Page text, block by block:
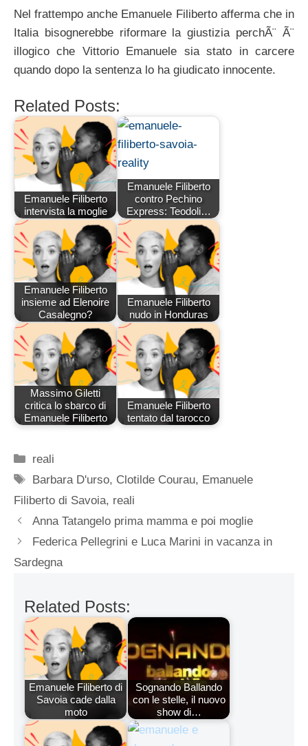
Nel frattempo anche Emanuele Filiberto afferma che in
Italia bisognerebbe riformare la giustizia perchÃ¨ Ã¨
illogico che Vittorio Emanuele sia stato in carcere
quando dopo la sentenza lo ha giudicato innocente.
Related Posts:
Emanuele Filiberto
intervista la moglie
Emanuele Filiberto
contro Pechino
Express: Teodoli…
Emanuele Filiberto
insieme ad Elenoire
Casalegno?
Emanuele Filiberto
nudo in Honduras
Massimo Giletti
critica lo sbarco di
Emanuele Filiberto
Emanuele Filiberto
tentato dal tarocco
Categorie
reali
Tag
Barbara D'urso, Clotilde Courau, Emanuele
Filiberto di Savoia, reali
Anna Tatangelo prima mamma e poi moglie
Federica Pellegrini e Luca Marini in vacanza in
Sardegna
Related Posts:
Emanuele Filiberto di
Savoia cade dalla
moto
Sognando Ballando
con le stelle, il nuovo
show di…